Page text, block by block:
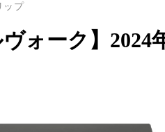
ップ
ヴォーク】